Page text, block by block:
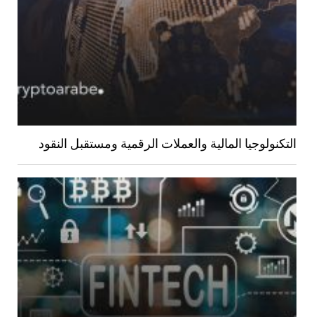
التكنولوجيا المالية والعملات الرقمية ومستقبل النقود